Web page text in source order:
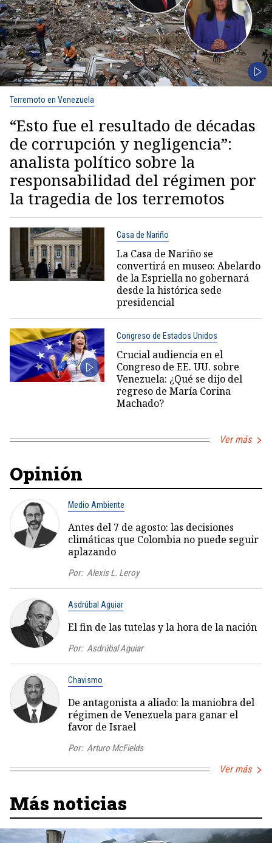
Terremoto en Venezuela
“Esto fue el resultado de décadas
de corrupción y negligencia”:
analista político sobre la
responsabilidad del régimen por
la tragedia de los terremotos
Casa de Nariño
La Casa de Nariño se
convertirá en museo: Abelardo
de la Espriella no gobernará
desde la histórica sede
presidencial
Congreso de Estados Unidos
Crucial audiencia en el
Congreso de EE. UU. sobre
Venezuela: ¿Qué se dijo del
regreso de María Corina
Machado?
Ver más
Opinión
Medio Ambiente
Antes del 7 de agosto: las decisiones
climáticas que Colombia no puede seguir
aplazando
Por: Alexis L. Leroy
Asdrúbal Aguiar
El fin de las tutelas y la hora de la nación
Por: Asdrúbal Aguiar
Chavismo
De antagonista a aliado: la maniobra del
régimen de Venezuela para ganar el
favor de Israel
Por: Arturo McFields
Ver más
Más noticias